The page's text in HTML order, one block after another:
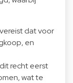
dat voor
en
recht eerst
wat te